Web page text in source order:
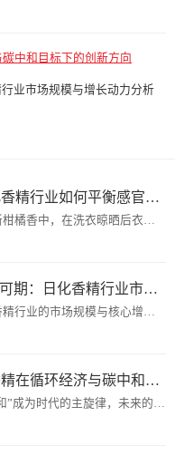
中和目标下的创新方向
业市场规模与增长动力分析
责任与创新：日化香精行业如何平衡感官体验与生态友好？
在清晨淋浴后那抹清新柑橘香中，在洗衣晾晒后衣物飘散的淡雅花香里，日化香精悄无声息地塑造着我们的日常生活体验。
千亿“香”场，未来可期：日化香精行业市场规模与增长动力分析
本文将深入剖析日化香精行业的市场规模与核心增长动力，探寻这片“香”场未来的机遇所在。
未来之香：日化香精在循环经济与碳中和目标下的创新方向
当“循环经济”与“碳中和”成为时代的主旋律，未来的香气，将不再仅仅关乎嗅觉的愉悦，更是一场关于可持续性、科技与责任的深刻变革。